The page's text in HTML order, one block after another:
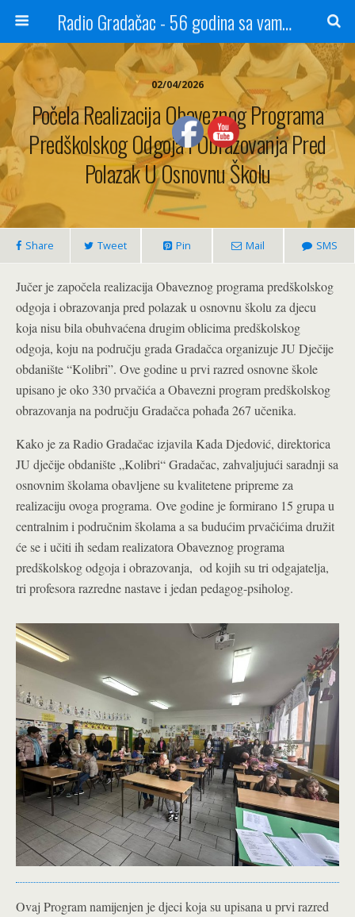
Radio Gradačac - 56 godina sa vama...
02/04/2026
Počela Realizacija Obaveznog Programa
Predškolskog Odgoja I Obrazovanja Pred
Polazak U Osnovnu Školu
Share Tweet Pin Mail SMS
Jučer je započela realizacija Obaveznog programa predškolskog
odgoja i obrazovanja pred polazak u osnovnu školu za djecu
koja nisu bila obuhvaćena drugim oblicima predškolskog
odgoja, koju na području grada Gradačca organizuje JU Dječije
obdanište “Kolibri”. Ove godine u prvi razred osnovne škole
upisano je oko 330 prvačića a Obavezni program predškolskog
obrazovanja na području Gradačca pohađa 267 učenika.
Kako je za Radio Gradačac izjavila Kada Djedović, direktorica
JU dječije obdanište „Kolibri“ Gradačac, zahvaljujući saradnji sa
osnovnim školama obavljene su kvalitetene pripreme za
realizaciju ovoga programa. Ove godine je formirano 15 grupa u
centralnim i područnim školama a sa budućim prvačićima družit
će se i učiti ih sedam realizatora Obaveznog programa
predškolskog odgoja i obrazovanja, od kojih su tri odgajatelja,
tri profesora razredne nastave i jedan pedagog-psiholog.
Ovaj Program namijenjen je djeci koja su upisana u prvi razred